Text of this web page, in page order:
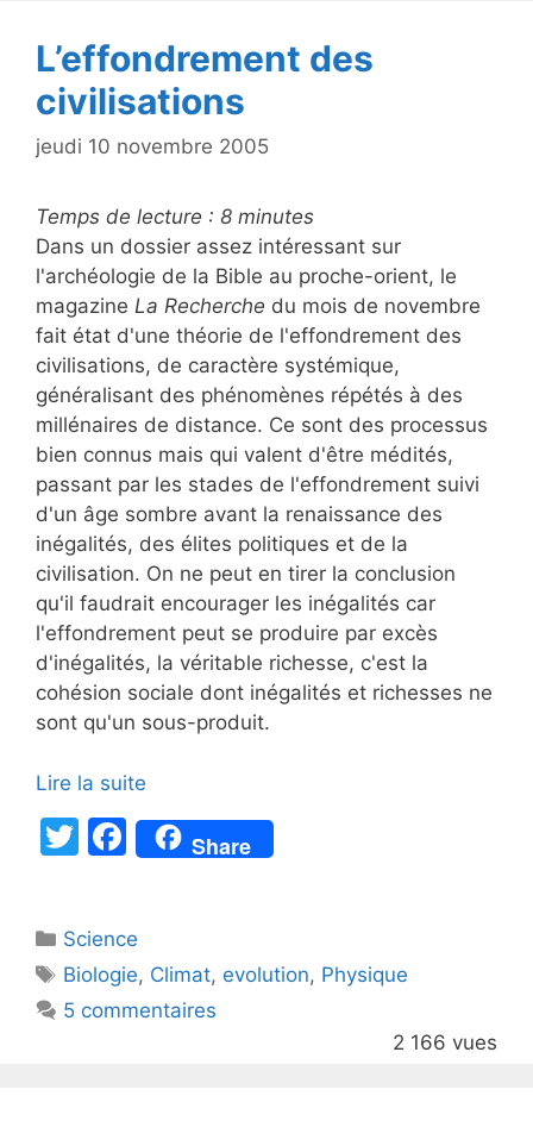
k
L’effondrement des
civilisations
jeudi 10 novembre 2005
Temps de lecture : 8 minutes
Dans un dossier assez intéressant sur
l'archéologie de la Bible au proche-orient, le
magazine La Recherche du mois de novembre
fait état d'une théorie de l'effondrement des
civilisations, de caractère systémique,
généralisant des phénomènes répétés à des
millénaires de distance. Ce sont des processus
bien connus mais qui valent d'être médités,
passant par les stades de l'effondrement suivi
d'un âge sombre avant la renaissance des
inégalités, des élites politiques et de la
civilisation. On ne peut en tirer la conclusion
qu'il faudrait encourager les inégalités car
l'effondrement peut se produire par excès
d'inégalités, la véritable richesse, c'est la
cohésion sociale dont inégalités et richesses ne
sont qu'un sous-produit.
Lire la suite
T
er
F
a
e
b
o
Share
Catégories
Science
Étiquettes
Biologie, Climat, evolution, Physique
5 commentaires
2 166 vues